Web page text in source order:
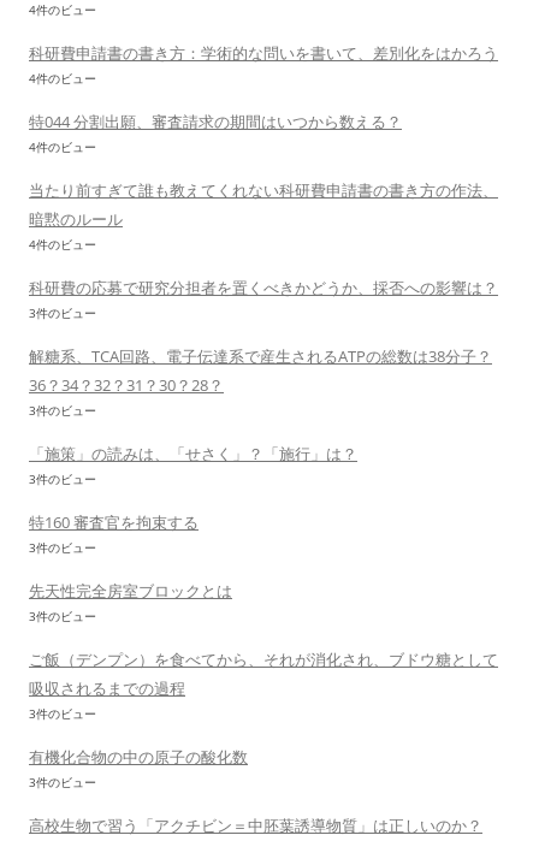
4件のビュー
科研費申請書の書き方：学術的な問いを書いて、差別化をはかろう
4件のビュー
特044 分割出願、審査請求の期間はいつから数える？
4件のビュー
当たり前すぎて誰も教えてくれない科研費申請書の書き方の作法、
暗黙のルール
4件のビュー
科研費の応募で研究分担者を置くべきかどうか、採否への影響は？
3件のビュー
解糖系、TCA回路、電子伝達系で産生されるATPの総数は38分子？
36？34？32？31？30？28？
3件のビュー
「施策」の読みは、「せさく」？「施行」は？
3件のビュー
特160 審査官を拘束する
3件のビュー
先天性完全房室ブロックとは
3件のビュー
ご飯（デンプン）を食べてから、それが消化され、ブドウ糖として
吸収されるまでの過程
3件のビュー
有機化合物の中の原子の酸化数
3件のビュー
高校生物で習う「アクチビン＝中胚葉誘導物質」は正しいのか？